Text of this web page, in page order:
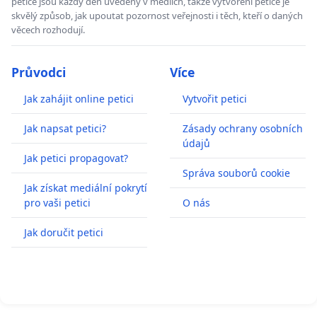
skvělý způsob, jak upoutat pozornost veřejnosti i těch, kteří o daných
věcech rozhodují.
Průvodci
Jak zahájit online petici
Jak napsat petici?
Jak petici propagovat?
Jak získat mediální pokrytí
pro vaši petici
Jak doručit petici
Více
Vytvořit petici
Zásady ochrany osobních
údajů
Správa souborů cookie
O nás